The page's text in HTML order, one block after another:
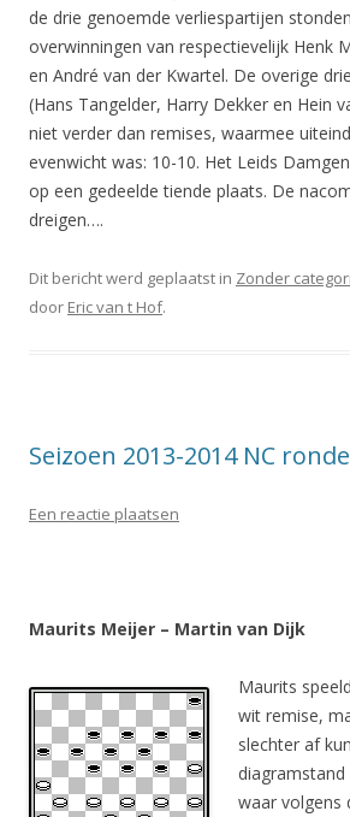
de drie genoemde verliespartijen
overwinningen van respectievelijk Henk
en André van der Kwartel. De overige
(Hans Tangelder, Harry Dekker en Hein
niet verder dan remises, waarmee
evenwicht was: 10-10. Het Leids
op een gedeelde tiende plaats. De
dreigen….
Dit bericht werd geplaatst in Zonder
door Eric van t Hof.
Seizoen 2013-2014 NC
Een reactie plaatsen
Maurits Meijer – Martin van Dijk
Maurits
wit remise,
slechter af
diagramstand
waar volgens